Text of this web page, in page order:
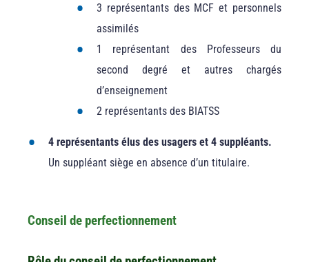
3 représentants des MCF et personnels
assimilés
1 représentant des Professeurs du
second degré et autres chargés
d’enseignement
2 représentants des BIATSS
4 représentants élus des usagers et 4 suppléants.
Un suppléant siège en absence d’un titulaire.
Conseil de perfectionnement